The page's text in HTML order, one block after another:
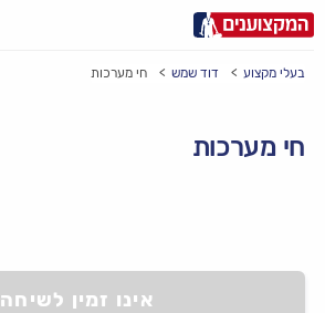
בעלי מקצוע דוד שמש חי מערכות
חי מערכות
אינו זמין לשיחה